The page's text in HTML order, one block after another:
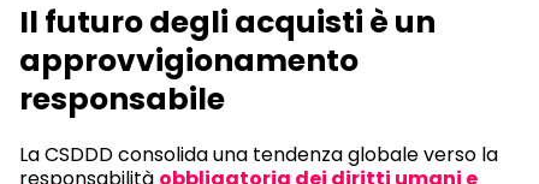
Il futuro degli acquisti è un
approvvigionamento
responsabile
La CSDDD consolida una tendenza globale verso la